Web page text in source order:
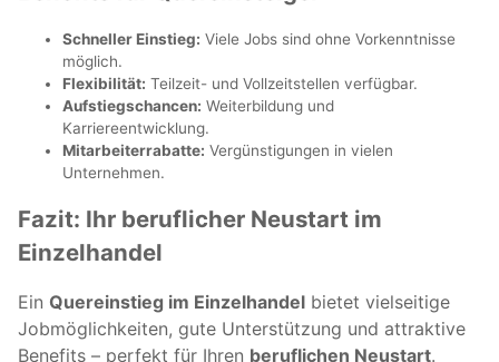
Schneller Einstieg: Viele Jobs sind ohne Vorkenntnisse
möglich.
Flexibilität: Teilzeit- und Vollzeitstellen verfügbar.
Aufstiegschancen: Weiterbildung und
Karriereentwicklung.
Mitarbeiterrabatte: Vergünstigungen in vielen
Unternehmen.
Fazit: Ihr beruflicher Neustart im
Einzelhandel
Ein Quereinstieg im Einzelhandel bietet vielseitige
Jobmöglichkeiten, gute Unterstützung und attraktive
Benefits – perfekt für Ihren beruflichen Neustart.